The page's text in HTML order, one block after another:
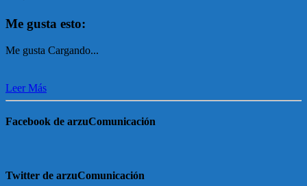
Me gusta esto:
Me gusta Cargando...
Leer Más
Facebook de arzuComunicación
Twitter de arzuComunicación